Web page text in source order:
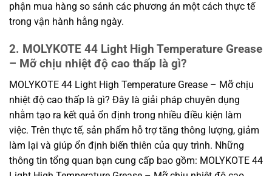
phận mua hàng so sánh các phương án một cách thực tế
trong vận hành hằng ngày.
2. MOLYKOTE 44 Light High Temperature Grease
– Mỡ chịu nhiệt độ cao thấp là gì?
MOLYKOTE 44 Light High Temperature Grease – Mỡ chịu
nhiệt độ cao thấp là gì? Đây là giải pháp chuyên dụng
nhằm tạo ra kết quả ổn định trong nhiều điều kiện làm
việc. Trên thực tế, sản phẩm hỗ trợ tăng thông lượng, giảm
làm lại và giúp ổn định biến thiên của quy trình. Những
thông tin tổng quan bạn cung cấp bao gồm: MOLYKOTE 44